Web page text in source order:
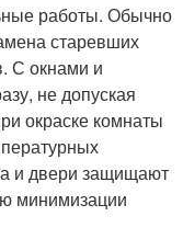
работы. Обычно
старевших
С окнами и
не допуская
окраске комнаты
и двери защищают
минимизации